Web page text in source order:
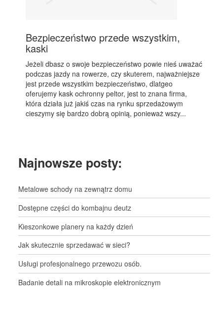
Bezpieczeństwo przede wszystkim,
kaski
Jeżeli dbasz o swoje bezpieczeństwo powie nieś uważać
podczas jazdy na rowerze, czy skuterem, najważniejsze
jest przede wszystkim bezpieczeństwo, dlatgeo
oferujemy kask ochronny peltor, jest to znana firma,
która działa już jakiś czas na rynku sprzedażowym
cieszymy się bardzo dobrą opinią, ponieważ wszy...
Najnowsze posty:
Metalowe schody na zewnątrz domu
Dostępne części do kombajnu deutz
Kieszonkowe planery na każdy dzień
Jak skutecznie sprzedawać w sieci?
Usługi profesjonalnego przewozu osób.
Badanie detali na mikroskopie elektronicznym